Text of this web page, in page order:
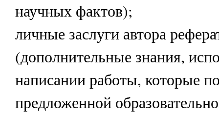
научных фактов);
личные заслуги автора
(дополнительные знания,
написании работы, которые
предложенной